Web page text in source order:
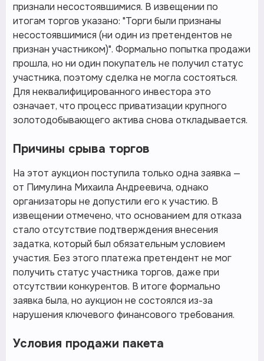
признали несостоявшимися. В извещении по
итогам торгов указано: "Торги были признаны
несостоявшимися (ни один из претендентов не
признан участником)". Формально попытка продажи
прошла, но ни один покупатель не получил статус
участника, поэтому сделка не могла состояться.
Для неквалифицированного инвестора это
означает, что процесс приватизации крупного
золотодобывающего актива снова откладывается.
Причины срыва торгов
На этот аукцион поступила только одна заявка —
от Пимулина Михаила Андреевича, однако
организаторы не допустили его к участию. В
извещении отмечено, что основанием для отказа
стало отсутствие подтверждения внесения
задатка, который был обязательным условием
участия. Без этого платежа претендент не мог
получить статус участника торгов, даже при
отсутствии конкурентов. В итоге формально
заявка была, но аукцион не состоялся из-за
нарушения ключевого финансового требования.
Условия продажи пакета